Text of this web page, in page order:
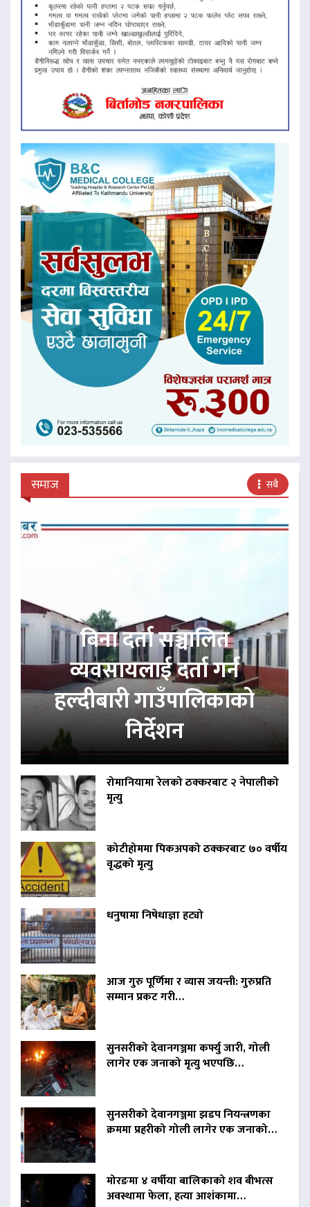
समाज सबै
बिना दर्ता सञ्चालित
व्यवसायलाई दर्ता गर्न
हल्दीबारी गाउँपालिकाको
निर्देशन
रोमानियामा रेलको ठक्करबाट २ नेपालीको
मृत्यु
कोटीहोममा पिकअपको ठक्करबाट ७० वर्षीय
वृद्धको मृत्यु
धनुषामा निषेधाज्ञा हट्यो
आज गुरु पूर्णिमा र व्यास जयन्ती: गुरुप्रति
सम्मान प्रकट गरी…
सुनसरीको देवानगञ्जमा कर्फ्यु जारी, गोली
लागेर एक जनाको मृत्यु भएपछि…
सुनसरीको देवानगञ्जमा झडप नियन्त्रणका
क्रममा प्रहरीको गोली लागेर एक जनाको…
मोरङमा ४ वर्षीया बालिकाको शव बीभत्स
अवस्थामा फेला, हत्या आशंकामा…